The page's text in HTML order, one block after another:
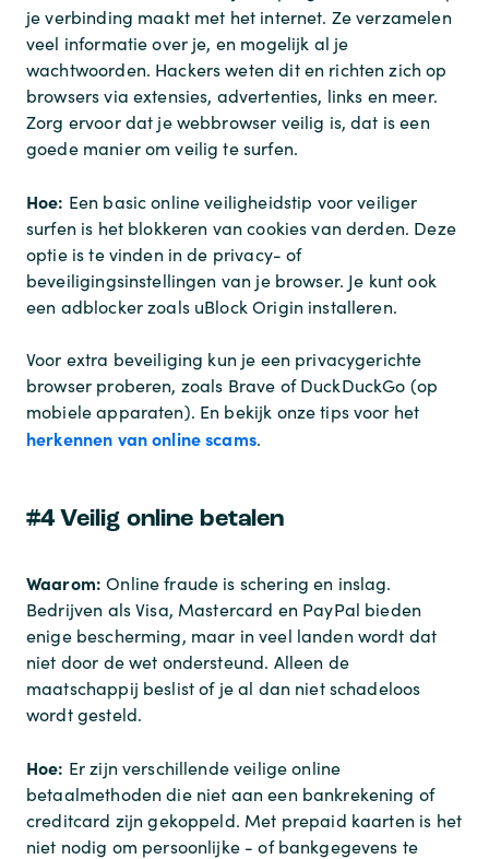
je verbinding maakt met het internet. Ze verzamelen
veel informatie over je, en mogelijk al je
wachtwoorden. Hackers weten dit en richten zich op
browsers via extensies, advertenties, links en meer.
Zorg ervoor dat je webbrowser veilig is, dat is een
goede manier om veilig te surfen.
Hoe: Een basic online veiligheidstip voor veiliger
surfen is het blokkeren van cookies van derden. Deze
optie is te vinden in de privacy- of
beveiligingsinstellingen van je browser. Je kunt ook
een adblocker zoals uBlock Origin installeren.
Voor extra beveiliging kun je een privacygerichte
browser proberen, zoals Brave of DuckDuckGo (op
mobiele apparaten). En bekijk onze tips voor het
herkennen van online scams.
#4 Veilig online betalen
Waarom: Online fraude is schering en inslag.
Bedrijven als Visa, Mastercard en PayPal bieden
enige bescherming, maar in veel landen wordt dat
niet door de wet ondersteund. Alleen de
maatschappij beslist of je al dan niet schadeloos
wordt gesteld.
Hoe: Er zijn verschillende veilige online
betaalmethoden die niet aan een bankrekening of
creditcard zijn gekoppeld. Met prepaid kaarten is het
niet nodig om persoonlijke - of bankgegevens te